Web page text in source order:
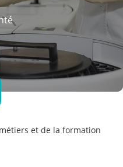
et de la formation